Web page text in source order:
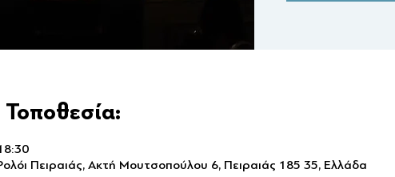
Πειραιάς, Ακτή Μουτσοπούλου 6, Πειραιάς 185 35, Ελλάδα